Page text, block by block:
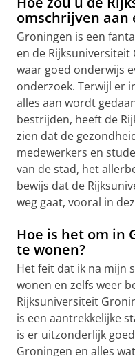
omschrijven aan
Groningen is een
en de
waar goed onderwijs
onderzoek. Terwijl er
alles aan wordt
bestrijden, heeft de
zien dat de
medewerkers en
van de stad, het
bewijs dat de
weg gaat, vooral in
Hoe is het om in
te wonen?
Het feit dat ik na mijn
wonen en zelfs weer
Rijksuniversiteit
is een aantrekkelijke
is er uitzonderlijk
Groningen en alles